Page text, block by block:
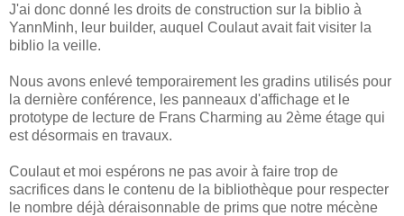
J'ai donc donné les droits de construction sur la biblio à
YannMinh, leur builder, auquel Coulaut avait fait visiter la
biblio la veille.
Nous avons enlevé temporairement les gradins utilisés pour
la dernière conférence, les panneaux d'affichage et le
prototype de lecture de Frans Charming au 2ème étage qui
est désormais en travaux.
Coulaut et moi espérons ne pas avoir à faire trop de
sacrifices dans le contenu de la bibliothèque pour respecter
le nombre déjà déraisonnable de prims que notre mécène